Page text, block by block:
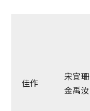
佳作
宋宜珊
金禹汝